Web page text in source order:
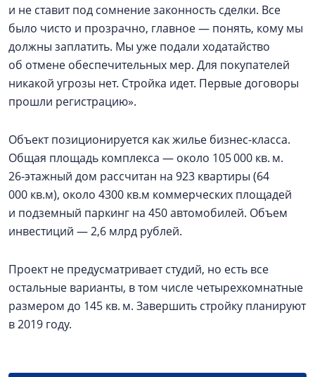
и не ставит под сомнение законность сделки. Все
было чисто и прозрачно, главное — понять, кому мы
должны заплатить. Мы уже подали ходатайство
об отмене обеспечительных мер. Для покупателей
никакой угрозы нет. Стройка идет. Первые договоры
прошли регистрацию».
Объект позиционируется как жилье бизнес-класса.
Общая площадь комплекса — около 105 000 кв. м.
26‑этажный дом рассчитан на 923 квартиры (64
000 кв.м), около 4300 кв.м коммерческих площадей
и подземный паркинг на 450 автомобилей. Объем
инвестиций — 2,6 млрд рублей.
Проект не предусматривает студий, но есть все
остальные варианты, в том числе четырехкомнатные
размером до 145 кв. м. Завершить стройку планируют
в 2019 году.